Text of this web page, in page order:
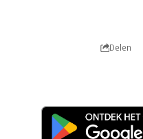
Delen